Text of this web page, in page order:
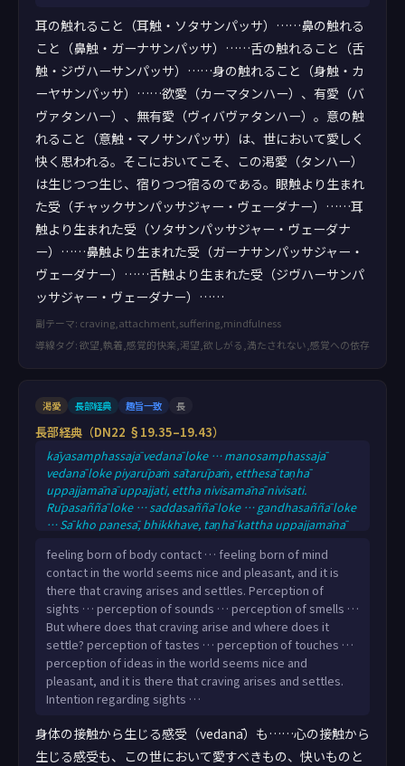
耳の触れること（耳触・ソタサンパッサ）……鼻の触れる
こと（鼻触・ガーナサンパッサ）……舌の触れること（舌
触・ジヴハーサンパッサ）……身の触れること（身触・カ
ーヤサンパッサ）……欲愛（カーマタンハー）、有愛（バ
ヴァタンハー）、無有愛（ヴィバヴァタンハー）。意の触
れること（意触・マノサンパッサ）は、世において愛しく
快く思われる。そこにおいてこそ、この渇愛（タンハー）
は生じつつ生じ、宿りつつ宿るのである。眼触より生まれ
た受（チャックサンパッサジャー・ヴェーダナー）……耳
触より生まれた受（ソタサンパッサジャー・ヴェーダナ
ー）……鼻触より生まれた受（ガーナサンパッサジャー・
ヴェーダナー）……舌触より生まれた受（ジヴハーサンパ
ッサジャー・ヴェーダナー）……
副テーマ: craving,attachment,suffering,mindfulness
導線タグ: 欲望,執着,感覚的快楽,渇望,欲しがる,満たされない,感覚への依存
渇愛 長部経典 趣旨一致 長
長部経典（DN22 §19.35–19.43）
kāyasamphassajā vedanā loke … manosamphassajā
vedanā loke piyarūpaṁ sātarūpaṁ, etthesā taṇhā
uppajjamānā uppajjati, ettha nivisamānā nivisati.
Rūpasaññā loke … saddasaññā loke … gandhasaññā loke
… Sā kho panesā, bhikkhave, taṇhā kattha uppajjamānā
phoṭṭhabbasaññā loke … dhammasaññā loke piyarūpaṁ
sātarūpaṁ, etthesā taṇhā uppajjamānā uppajjati, ettha
nivisamānā nivisati. Rūpasañcetanā loke …
feeling born of body contact … feeling born of mind
contact in the world seems nice and pleasant, and it is
there that craving arises and settles. Perception of
sights … perception of sounds … perception of smells …
But where does that craving arise and where does it
settle? perception of tastes … perception of touches …
perception of ideas in the world seems nice and
pleasant, and it is there that craving arises and settles.
Intention regarding sights …
身体の接触から生じる感受（vedanā）も……心の接触から
生じる感受も、この世において愛すべきもの、快いものと